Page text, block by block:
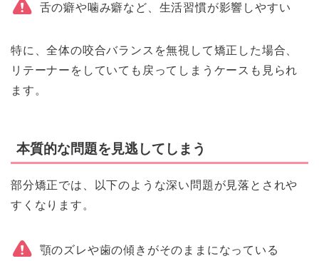
舌の癖や噛み癖など、生活習慣が影響しやすい
特に、全体の咬合バランスを無視して矯正した場合、
リテーナーをしていても戻ってしまうケースも見られ
ます。
本質的な問題を見逃してしまう
部分矯正では、以下のような深い問題が見落とされや
すくなります。
顎のズレや歯の傾きがそのままになっている